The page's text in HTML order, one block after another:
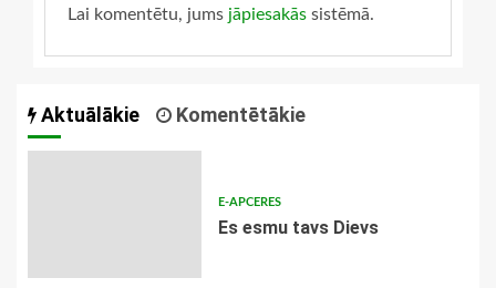
Lai komentētu, jums jāpiesakās sistēmā.
Aktuālākie Komentētākie
E-APCERES
Es esmu tavs Dievs